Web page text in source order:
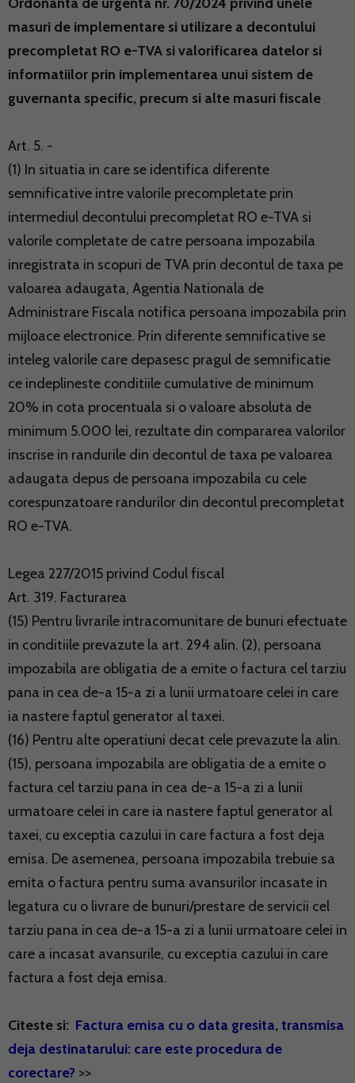
masuri de implementare si utilizare a decontului
precompletat RO e-TVA si valorificarea datelor si
informatiilor prin implementarea unui sistem de
guvernanta specific, precum si alte masuri fiscale
Art. 5. -
(1) In situatia in care se identifica diferente
semnificative intre valorile precompletate prin
intermediul decontului precompletat RO e-TVA si
valorile completate de catre persoana impozabila
inregistrata in scopuri de TVA prin decontul de taxa pe
valoarea adaugata, Agentia Nationala de
Administrare Fiscala notifica persoana impozabila prin
mijloace electronice. Prin diferente semnificative se
inteleg valorile care depasesc pragul de semnificatie
ce indeplineste conditiile cumulative de minimum
20% in cota procentuala si o valoare absoluta de
minimum 5.000 lei, rezultate din compararea valorilor
inscrise in randurile din decontul de taxa pe valoarea
adaugata depus de persoana impozabila cu cele
corespunzatoare randurilor din decontul precompletat
RO e-TVA.
Legea 227/2015 privind Codul fiscal
Art. 319. Facturarea
(15) Pentru livrarile intracomunitare de bunuri efectuate
in conditiile prevazute la art. 294 alin. (2), persoana
impozabila are obligatia de a emite o factura cel tarziu
pana in cea de-a 15-a zi a lunii urmatoare celei in care
ia nastere faptul generator al taxei.
(16) Pentru alte operatiuni decat cele prevazute la alin.
(15), persoana impozabila are obligatia de a emite o
factura cel tarziu pana in cea de-a 15-a zi a lunii
urmatoare celei in care ia nastere faptul generator al
taxei, cu exceptia cazului in care factura a fost deja
emisa. De asemenea, persoana impozabila trebuie sa
emita o factura pentru suma avansurilor incasate in
legatura cu o livrare de bunuri/prestare de servicii cel
tarziu pana in cea de-a 15-a zi a lunii urmatoare celei in
care a incasat avansurile, cu exceptia cazului in care
factura a fost deja emisa.
Citeste si: Factura emisa cu o data gresita, transmisa
deja destinatarului: care este procedura de
corectare? >>